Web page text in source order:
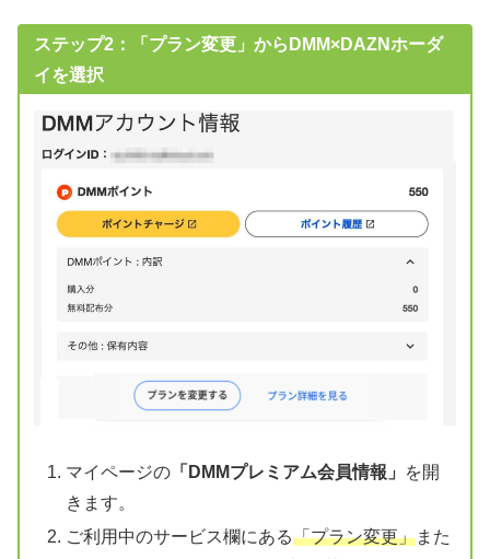
ステップ2：「プラン変更」からDMM×DAZNホーダ
イを選択
マイページの「DMMプレミアム会員情報」
を開
きます。
ご利用中のサービス欄にある「プラン変更」また